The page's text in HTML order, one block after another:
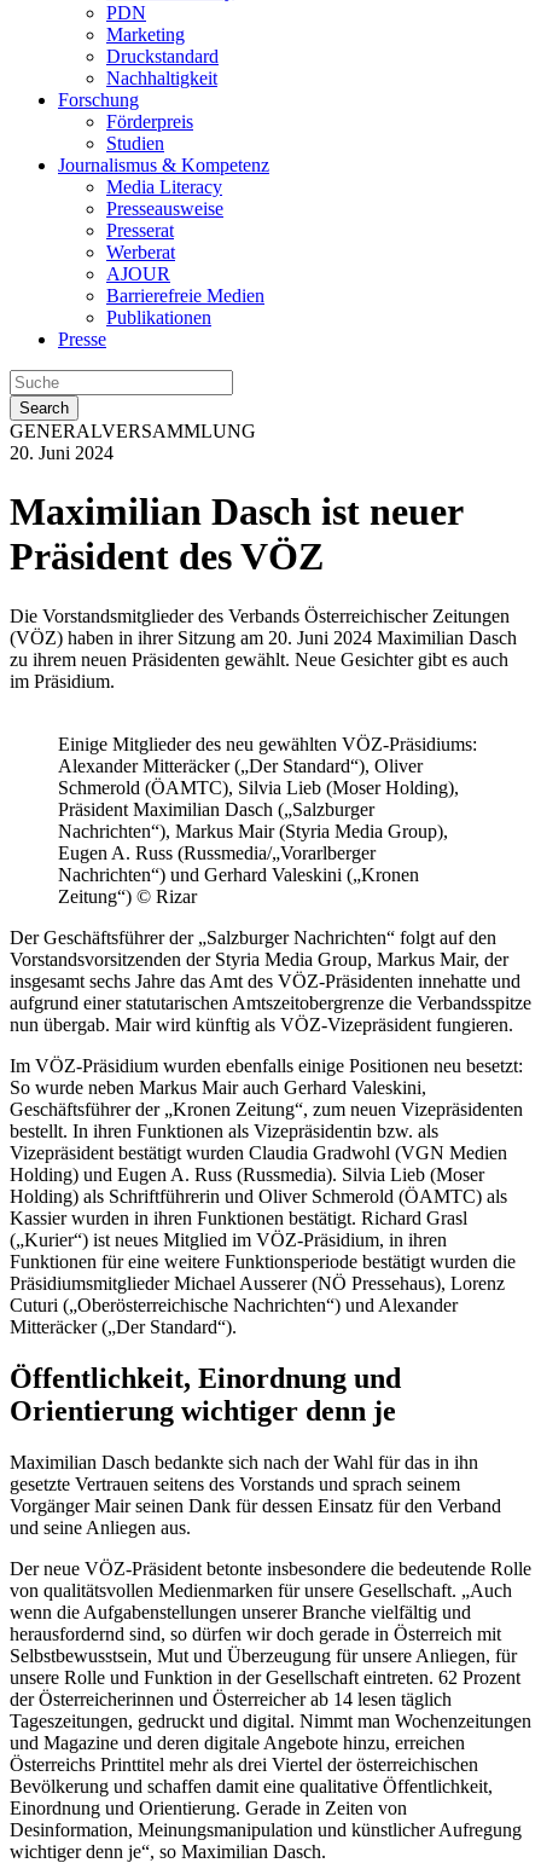
PDN
Marketing
Druckstandard
Nachhaltigkeit
Forschung
Förderpreis
Studien
Journalismus & Kompetenz
Media Literacy
Presseausweise
Presserat
Werberat
AJOUR
Barrierefreie Medien
Publikationen
Presse
Search
GENERALVERSAMMLUNG
20. Juni 2024
Maximilian Dasch ist neuer
Präsident des VÖZ
Die Vorstandsmitglieder des Verbands Österreichischer Zeitungen
(VÖZ) haben in ihrer Sitzung am 20. Juni 2024 Maximilian Dasch
zu ihrem neuen Präsidenten gewählt. Neue Gesichter gibt es auch
im Präsidium.
Einige Mitglieder des neu gewählten VÖZ-Präsidiums:
Alexander Mitteräcker („Der Standard“), Oliver
Schmerold (ÖAMTC), Silvia Lieb (Moser Holding),
Präsident Maximilian Dasch („Salzburger
Nachrichten“), Markus Mair (Styria Media Group),
Eugen A. Russ (Russmedia/„Vorarlberger
Nachrichten“) und Gerhard Valeskini („Kronen
Zeitung“) © Rizar
Der Geschäftsführer der „Salzburger Nachrichten“ folgt auf den
Vorstandsvorsitzenden der Styria Media Group, Markus Mair, der
insgesamt sechs Jahre das Amt des VÖZ-Präsidenten innehatte und
aufgrund einer statutarischen Amtszeitobergrenze die Verbandsspitze
nun übergab. Mair wird künftig als VÖZ-Vizepräsident fungieren.
Im VÖZ-Präsidium wurden ebenfalls einige Positionen neu besetzt:
So wurde neben Markus Mair auch Gerhard Valeskini,
Geschäftsführer der „Kronen Zeitung“, zum neuen Vizepräsidenten
bestellt. In ihren Funktionen als Vizepräsidentin bzw. als
Vizepräsident bestätigt wurden Claudia Gradwohl (VGN Medien
Holding) und Eugen A. Russ (Russmedia). Silvia Lieb (Moser
Holding) als Schriftführerin und Oliver Schmerold (ÖAMTC) als
Kassier wurden in ihren Funktionen bestätigt. Richard Grasl
(„Kurier“) ist neues Mitglied im VÖZ-Präsidium, in ihren
Funktionen für eine weitere Funktionsperiode bestätigt wurden die
Präsidiumsmitglieder Michael Ausserer (NÖ Pressehaus), Lorenz
Cuturi („Oberösterreichische Nachrichten“) und Alexander
Mitteräcker („Der Standard“).
Öffentlichkeit, Einordnung und
Orientierung wichtiger denn je
Maximilian Dasch bedankte sich nach der Wahl für das in ihn
gesetzte Vertrauen seitens des Vorstands und sprach seinem
Vorgänger Mair seinen Dank für dessen Einsatz für den Verband
und seine Anliegen aus.
Der neue VÖZ-Präsident betonte insbesondere die bedeutende Rolle
von qualitätsvollen Medienmarken für unsere Gesellschaft. „Auch
wenn die Aufgabenstellungen unserer Branche vielfältig und
herausfordernd sind, so dürfen wir doch gerade in Österreich mit
Selbstbewusstsein, Mut und Überzeugung für unsere Anliegen, für
unsere Rolle und Funktion in der Gesellschaft eintreten. 62 Prozent
der Österreicherinnen und Österreicher ab 14 lesen täglich
Tageszeitungen, gedruckt und digital. Nimmt man Wochenzeitungen
und Magazine und deren digitale Angebote hinzu, erreichen
Österreichs Printtitel mehr als drei Viertel der österreichischen
Bevölkerung und schaffen damit eine qualitative Öffentlichkeit,
Einordnung und Orientierung. Gerade in Zeiten von
Desinformation, Meinungsmanipulation und künstlicher Aufregung
wichtiger denn je“, so Maximilian Dasch.